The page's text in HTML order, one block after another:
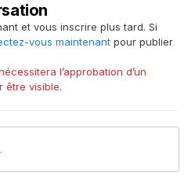
et vous inscrire plus tard. Si
vous maintenant pour publier
l’approbation d’un
être visible.